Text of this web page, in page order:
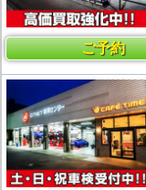
ご予約